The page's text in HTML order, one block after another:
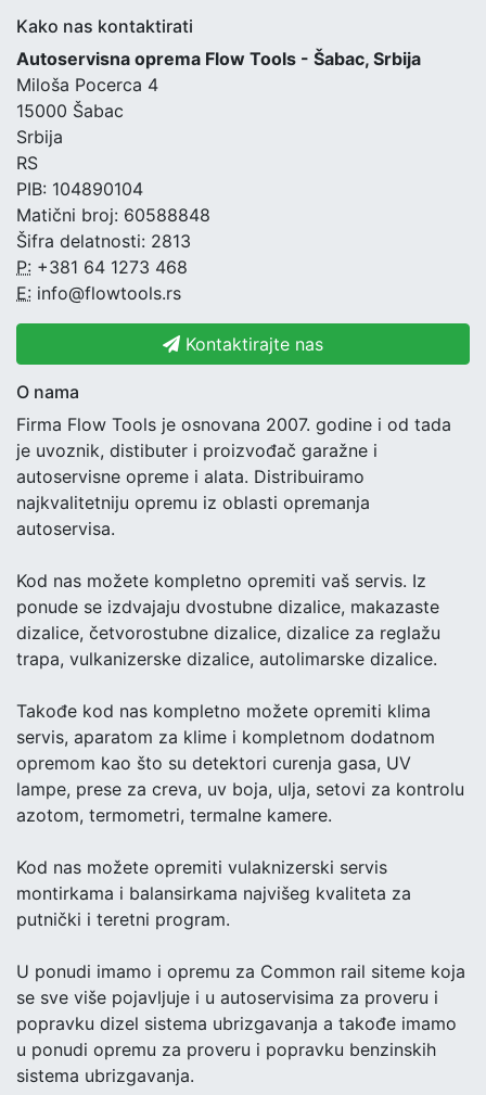
Kako nas kontaktirati
Autoservisna oprema Flow Tools - Šabac, Srbija
Miloša Pocerca 4
15000 Šabac
Srbija
RS
PIB: 104890104
Matični broj: 60588848
Šifra delatnosti: 2813
P: +381 64 1273 468
E: info@flowtools.rs
Kontaktirajte nas
O nama
Firma Flow Tools je osnovana 2007. godine i od tada
je uvoznik, distibuter i proizvođač garažne i
autoservisne opreme i alata. Distribuiramo
najkvalitetniju opremu iz oblasti opremanja
autoservisa.
Kod nas možete kompletno opremiti vaš servis. Iz
ponude se izdvajaju dvostubne dizalice, makazaste
dizalice, četvorostubne dizalice, dizalice za reglažu
trapa, vulkanizerske dizalice, autolimarske dizalice.
Takođe kod nas kompletno možete opremiti klima
servis, aparatom za klime i kompletnom dodatnom
opremom kao što su detektori curenja gasa, UV
lampe, prese za creva, uv boja, ulja, setovi za kontrolu
azotom, termometri, termalne kamere.
Kod nas možete opremiti vulaknizerski servis
montirkama i balansirkama najvišeg kvaliteta za
putnički i teretni program.
U ponudi imamo i opremu za Common rail siteme koja
se sve više pojavljuje i u autoservisima za proveru i
popravku dizel sistema ubrizgavanja a takođe imamo
u ponudi opremu za proveru i popravku benzinskih
sistema ubrizgavanja.